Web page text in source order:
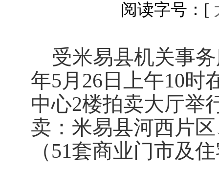
阅读字号：[
受米易县机关事
年5月 26 日上午10时
中心2楼拍卖大厅举
卖 ：米易县河西片
（51套商业门市及